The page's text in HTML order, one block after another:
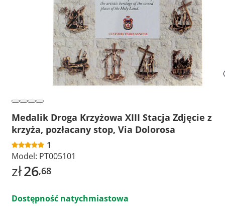
Medalik Droga Krzyżowa XIII Stacja Zdjęcie z
krzyża, pozłacany stop, Via Dolorosa
1
Model: PT005101
zł26,68
Dostępność natychmiastowa